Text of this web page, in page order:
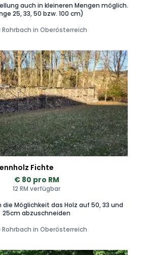
auch in kleineren Mengen möglich.
25, 33, 50 bzw. 100 cm)
Rohrbach in Oberösterreich
Fichte
€ 80 pro RM
12 RM verfügbar
Möglichkeit das Holz auf 50, 33 und
25cm abzuschneiden
Rohrbach in Oberösterreich